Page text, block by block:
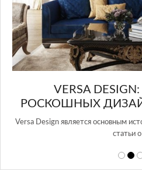
ПОДБОРКА
ИНТЕРЬЕРА
источником вдохновения для этой